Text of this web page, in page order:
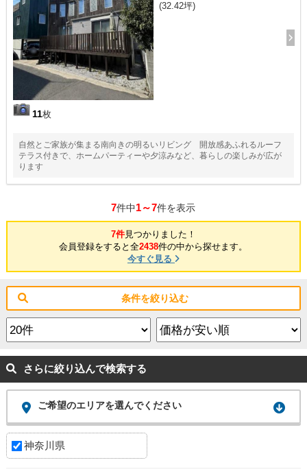
11枚
(32.42坪)
自然とご家族が集まる南向きの明るいリビング 開放感あふれるルーフ
テラス付きで、ホームパーティーや夕涼みなど、暮らしの楽しみが広が
ります
7件中1～7件を表示
7件見つかりました！
会員登録をすると全2438件の中から探せます。
今すぐ見る
条件を絞り込む
さらに絞り込んで検索する
ご希望のエリアを選んでください
神奈川県